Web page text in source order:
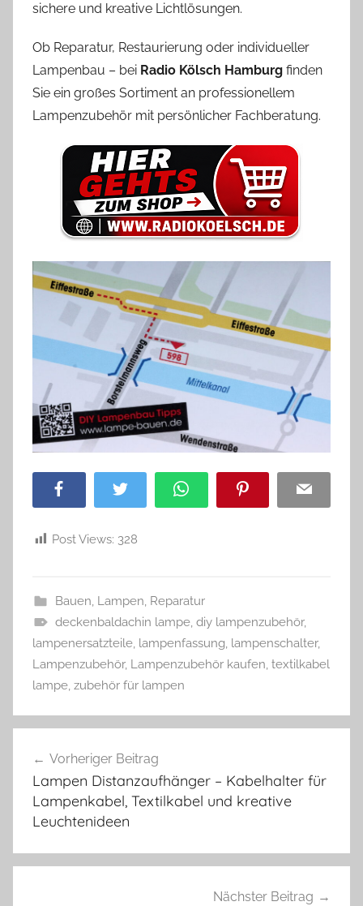
sichere und kreative Lichtlösungen.
Ob Reparatur, Restaurierung oder individueller
Lampenbau – bei Radio Kölsch Hamburg finden
Sie ein großes Sortiment an professionellem
Lampenzubehör mit persönlicher Fachberatung.
Facebook Twitter WhatsApp Pinterest Email
Post Views: 328
Bauen, Lampen, Reparatur
deckenbaldachin lampe, diy lampenzubehör,
lampenersatzteile, lampenfassung, lampenschalter,
Lampenzubehör, Lampenzubehör kaufen, textilkabel
lampe, zubehör für lampen
Vorheriger Beitrag
Lampen Distanzaufhänger – Kabelhalter für
Lampenkabel, Textilkabel und kreative
Leuchtenideen
Nächster Beitrag